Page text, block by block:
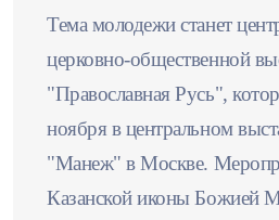
Тема молодежи станет
церковно-общественной
"Православная Русь",
ноября в центральном
"Манеж" в Москве.
Казанской иконы Божией